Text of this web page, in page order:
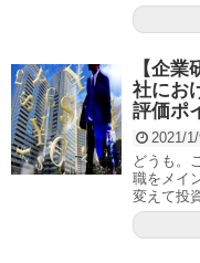
【企
社にお
評価ポ
2021/
どうも。
職をメイ
変えて投